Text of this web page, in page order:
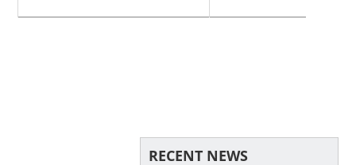
RECENT NEWS